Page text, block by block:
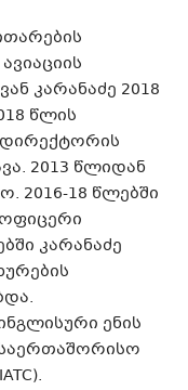
კარანაძე 2018
წლის
დირექტორის
2013 წლიდან
2016-18 წლებში
ოფიცერი
კარანაძე
ენის